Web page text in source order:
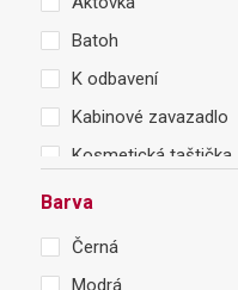
Batoh
K odbavení
Kabinové zavazadlo
Kosmetická taštička
Taška
Barva
Černá